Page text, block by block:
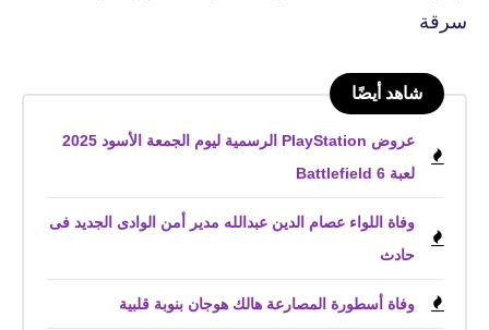
سرقة
شاهد أيضًا
عروض PlayStation الرسمية ليوم الجمعة الأسود 2025
لعبة Battlefield 6
وفاة اللواء عصام الدين عبدالله مدير أمن الوادى الجديد فى
حادث
وفاة أسطورة المصارعة هالك هوجان بنوبة قلبية